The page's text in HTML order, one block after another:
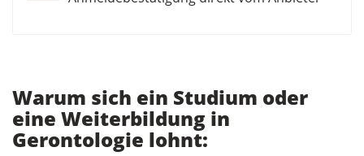
Warum sich ein Studium oder
eine Weiterbildung in
Gerontologie lohnt: